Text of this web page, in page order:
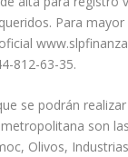
Para mayor
812-63-35.
se podrán
son
Olivos,